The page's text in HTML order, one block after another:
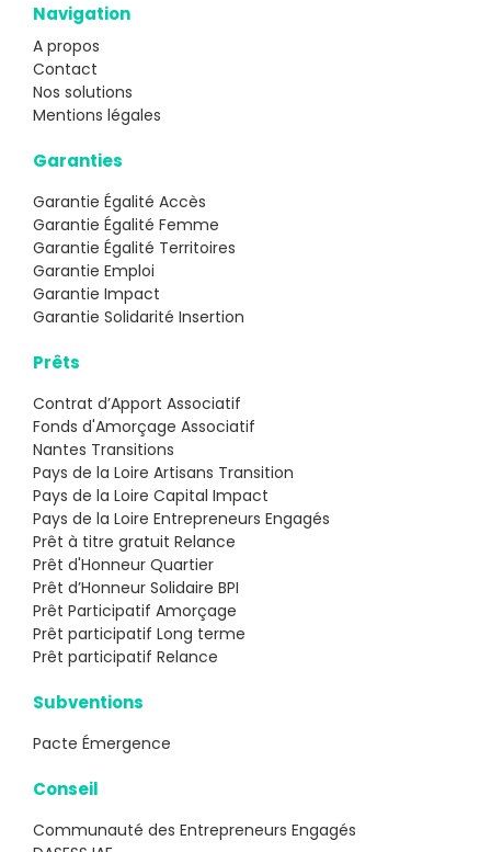
Navigation
A propos
Contact
Nos solutions
Mentions légales
Garanties
Garantie Égalité Accès
Garantie Égalité Femme
Garantie Égalité Territoires
Garantie Emploi
Garantie Impact
Garantie Solidarité Insertion
Prêts
Contrat d’Apport Associatif
Fonds d'Amorçage Associatif
Nantes Transitions
Pays de la Loire Artisans Transition
Pays de la Loire Capital Impact
Pays de la Loire Entrepreneurs Engagés
Prêt à titre gratuit Relance
Prêt d'Honneur Quartier
Prêt d’Honneur Solidaire BPI
Prêt Participatif Amorçage
Prêt participatif Long terme
Prêt participatif Relance
Subventions
Pacte Émergence
Conseil
Communauté des Entrepreneurs Engagés